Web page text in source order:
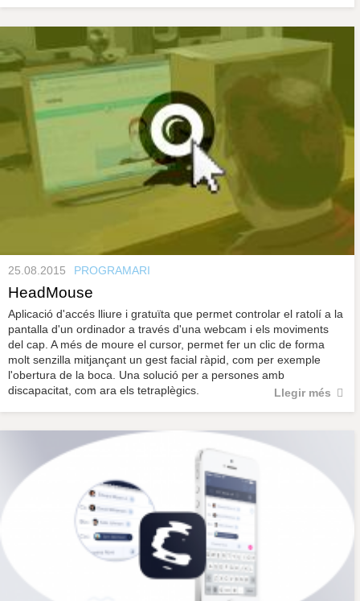
25.08.2015 PROGRAMARI
HeadMouse
Aplicació d'accés lliure i gratuïta que permet controlar el ratolí a la
pantalla d'un ordinador a través d'una webcam i els moviments
del cap. A més de moure el cursor, permet fer un clic de forma
molt senzilla mitjançant un gest facial ràpid, com per exemple
l'obertura de la boca. Una solució per a persones amb
discapacitat, com ara els tetraplègics.
Llegir més